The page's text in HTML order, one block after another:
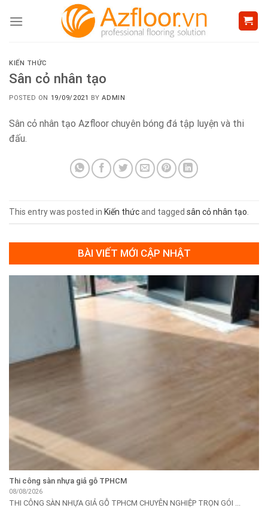
KIẾN THỨC
Sân cỏ nhân tạo
POSTED ON 19/09/2021 BYADMIN
Sân cỏ nhân tạo Azfloor chuyên bóng đá tập luyện và thi
đấu.
This entry was posted in Kiến thứcand tagged sân cỏ nhân tạo
BÀI VIẾT MỚI CẬP NHẬT
Thi công sàn nhựa giả gỗ TPHCM
08/08/2026
THI CÔNG SÀN NHỰA GIẢ GỖ TPHCM CHUYÊN NGHIỆP TRỌN GÓI ...